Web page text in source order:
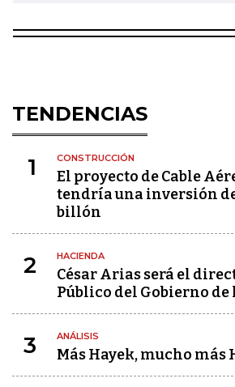
TENDENCIAS
1 CONSTRUCCIÓN
El proyecto de Cable
tendría una inversión de
billón
2 HACIENDA
César Arias será el
Público del Gobierno
3 ANÁLISIS
Más Hayek, mucho más